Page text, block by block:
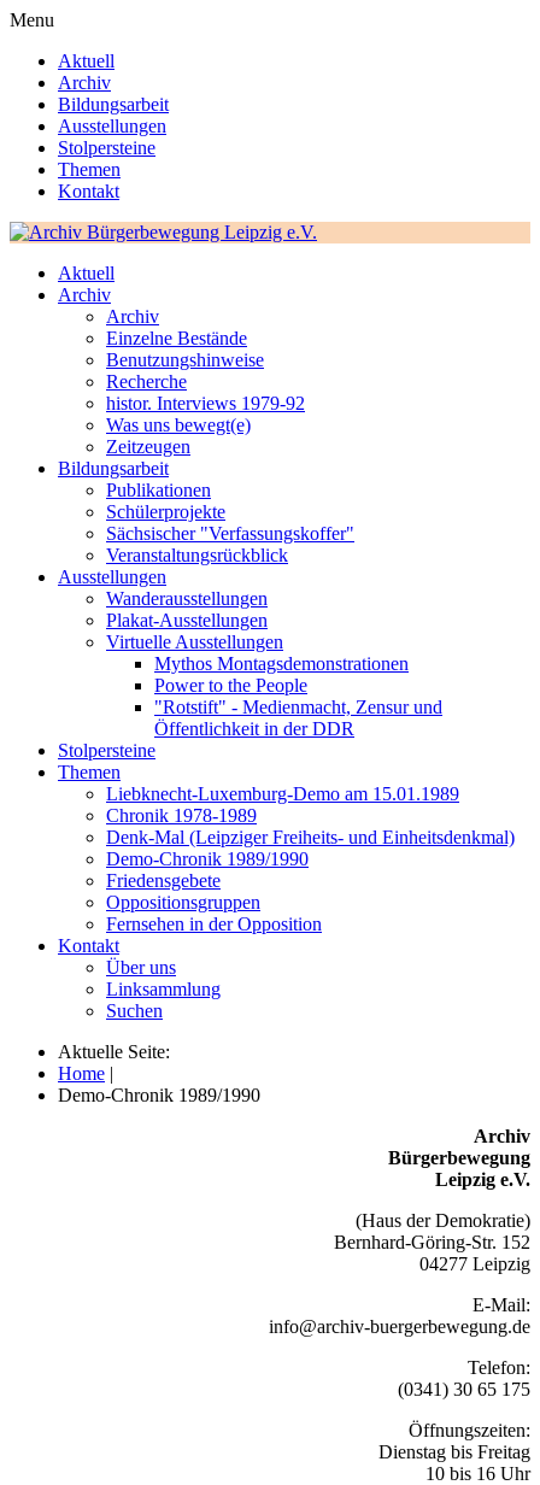
Menu
Aktuell
Archiv
Bildungsarbeit
Ausstellungen
Stolpersteine
Themen
Kontakt
Aktuell
Archiv
Archiv
Einzelne Bestände
Benutzungshinweise
Recherche
histor. Interviews 1979-92
Was uns bewegt(e)
Zeitzeugen
Bildungsarbeit
Publikationen
Schülerprojekte
Sächsischer "Verfassungskoffer"
Veranstaltungsrückblick
Ausstellungen
Wanderausstellungen
Plakat-Ausstellungen
Virtuelle Ausstellungen
Mythos Montagsdemonstrationen
Power to the People
"Rotstift" - Medienmacht, Zensur und
Öffentlichkeit in der DDR
Stolpersteine
Themen
Liebknecht-Luxemburg-Demo am 15.01.1989
Chronik 1978-1989
Denk-Mal (Leipziger Freiheits- und Einheitsdenkmal)
Demo-Chronik 1989/1990
Friedensgebete
Oppositionsgruppen
Fernsehen in der Opposition
Kontakt
Über uns
Linksammlung
Suchen
Aktuelle Seite:
Home |
Demo-Chronik 1989/1990
Archiv
Bürgerbewegung
Leipzig e.V.
(Haus der Demokratie)
Bernhard-Göring-Str. 152
04277 Leipzig
E-Mail:
info@archiv-buergerbewegung.de
Telefon:
(0341) 30 65 175
Öffnungszeiten:
Dienstag bis Freitag
10 bis 16 Uhr